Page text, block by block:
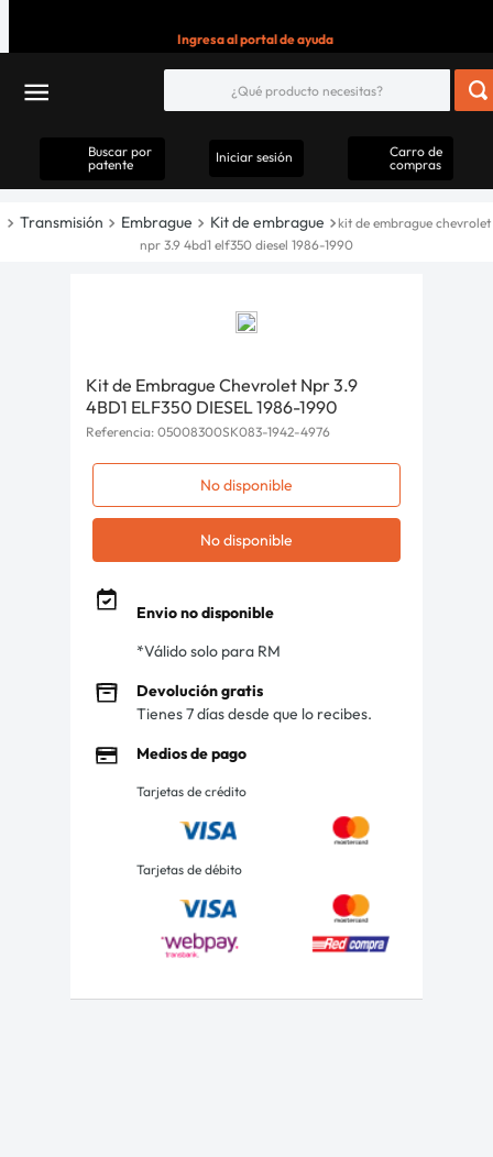
Ingresa al portal de ayuda
Buscar por
patente
Iniciar sesión
Carro de
compras
Transmisión Embrague Kit de embrague
kit de embrague chevrolet
npr 3.9 4bd1 elf350 diesel 1986-1990
Kit de Embrague Chevrolet Npr 3.9
4BD1 ELF350 DIESEL 1986-1990
Referencia: 05008300SK083-1942-4976
No disponible
No disponible
Envio no disponible
*Válido solo para RM
Devolución gratis
Tienes 7 días desde que lo recibes.
Medios de pago
Tarjetas de crédito
Tarjetas de débito